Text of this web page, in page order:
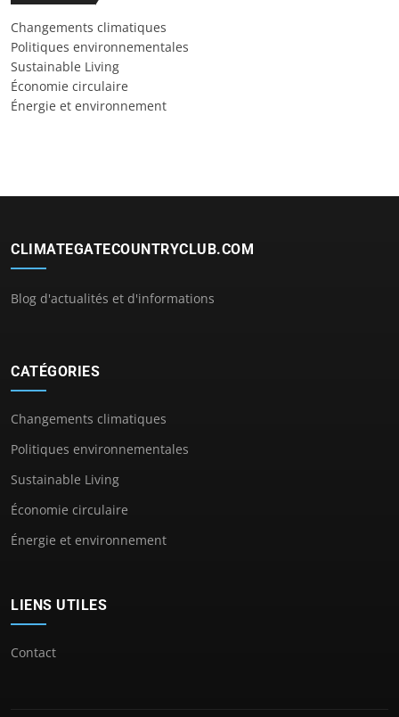
Changements climatiques
Politiques environnementales
Sustainable Living
Économie circulaire
Énergie et environnement
CLIMATEGATECOUNTRYCLUB.COM
Blog d'actualités et d'informations
CATÉGORIES
Changements climatiques
Politiques environnementales
Sustainable Living
Économie circulaire
Énergie et environnement
LIENS UTILES
Contact